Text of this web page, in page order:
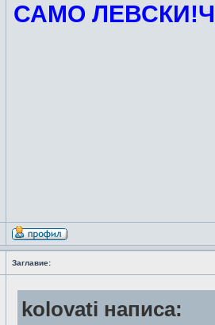
САМО
Заглавие:
kolovati написа: